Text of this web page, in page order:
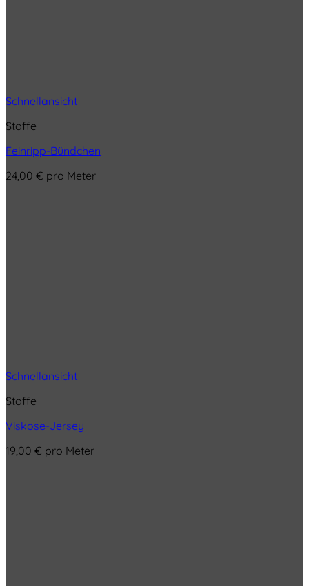
Schnellansicht
Stoffe
Feinripp-Bündchen
24,00 € pro Meter
Schnellansicht
Stoffe
Viskose-Jersey
19,00 € pro Meter